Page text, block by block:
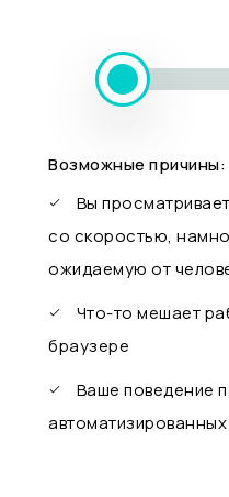
Возможные причины:
Вы
со скоростью,
ожидаемую от
Что-то мешает
браузере
Ваше поведение